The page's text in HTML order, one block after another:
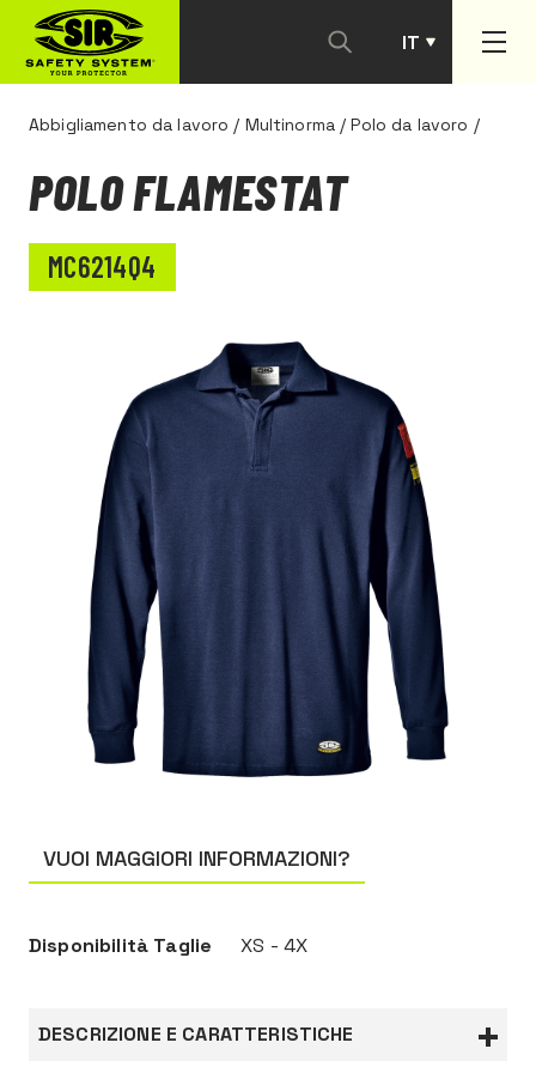
IT
PT
Abbigliamento da lavoro / Multinorma /Polo da lavoro /
VUOI MAGGIORI INFORMAZIONI?
Disponibilità Taglie XS - 4X
DESCRIZIONE E CARATTERISTICHE
POLO FLAMESTAT
MC6214Q4